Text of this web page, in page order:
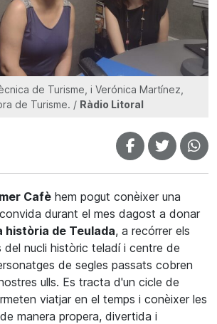
de Turisme, i Verónica Martínez,
de Turisme. / Ràdio Litoral
Cafè hem pogut conèixer una
durant el mes dagost a donar
història de Teulada, a recórrer els
del nucli històric teladí i centre de
de segles passats cobren
ulls. Es tracta d'un cicle de
viatjar en el temps i conèixer les
manera propera, divertida i